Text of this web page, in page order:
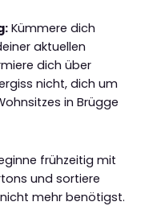
Kümmere dich
aktuellen
dich über
nicht, dich um
in Brügge
frühzeitig mit
und sortiere
mehr benötigst.